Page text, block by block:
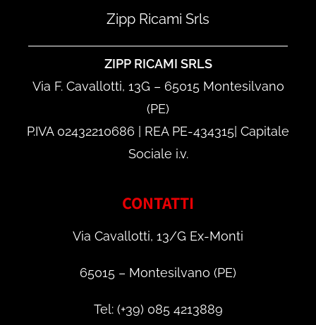
Zipp Ricami Srls
ZIPP RICAMI SRLS
Via F. Cavallotti, 13G – 65015 Montesilvano
(PE)
P.IVA 02432210686 | REA PE-434315| Capitale
Sociale i.v.
CONTATTI
Via Cavallotti, 13/G Ex-Monti
65015 – Montesilvano (PE)
Tel: (+39) 085 4213889